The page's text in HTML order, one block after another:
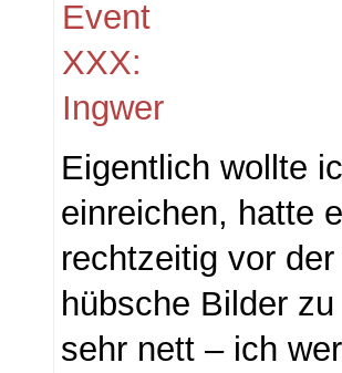
Eigentlich wollte
einreichen, hatte
rechtzeitig vor
hübsche Bilder
sehr nett – ich